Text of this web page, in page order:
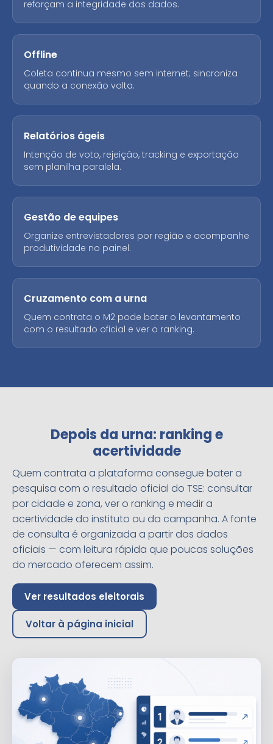
reforçam a integridade dos dados.
Offline
Coleta continua mesmo sem internet; sincroniza
quando a conexão volta.
Relatórios ágeis
Intenção de voto, rejeição, tracking e exportação
sem planilha paralela.
Gestão de equipes
Organize entrevistadores por região e acompanhe
produtividade no painel.
Cruzamento com a urna
Quem contrata o M2 pode bater o levantamento
com o resultado oficial e ver o ranking.
Depois da urna: ranking e
acertividade
Quem contrata a plataforma consegue bater a
pesquisa com o resultado oficial do TSE: consultar
por cidade e zona, ver o ranking e medir a
acertividade do instituto ou da campanha. A fonte
de consulta é organizada a partir dos dados
oficiais — com leitura rápida que poucas soluções
do mercado oferecem assim.
Ver resultados eleitorais
Voltar à página inicial